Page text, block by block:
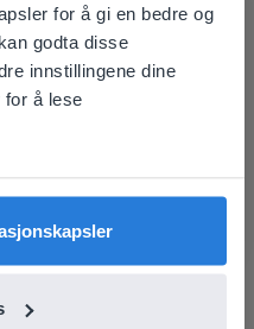
for å gi en bedre og
godta disse
innstillingene dine
for å lese
sala de aula
match
think you might
There you'll
Norsk